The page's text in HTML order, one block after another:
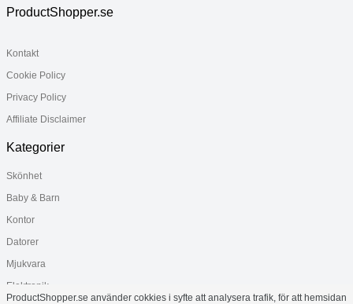
ProductShopper.se
Kontakt
Cookie Policy
Privacy Policy
Affiliate Disclaimer
Kategorier
Skönhet
Baby & Barn
Kontor
Datorer
Mjukvara
Elektronik
ProductShopper.se använder cokkies i syfte att analysera trafik, för att hemsidan